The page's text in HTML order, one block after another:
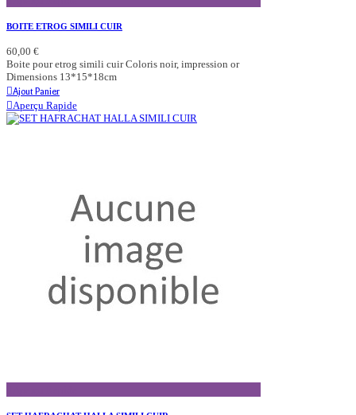
BOITE ETROG SIMILI CUIR
60,00 €
Boite pour etrog simili cuir Coloris noir, impression or
Dimensions 13*15*18cm
Ajout Panier
Aperçu Rapide